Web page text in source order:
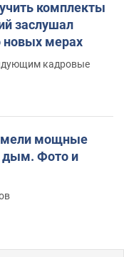
комплекты
заслушал
новых мерах
кадровые
мощные
дым. Фото и